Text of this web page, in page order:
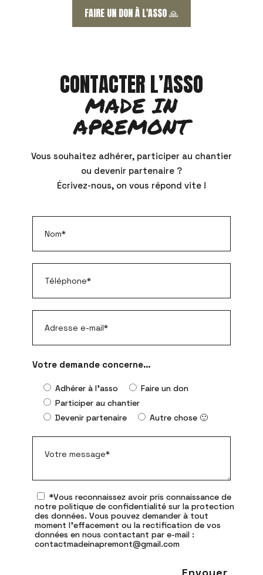
FAIRE UN DON À L'ASSO 🙏
CONTACTER L’ASSO
MADE IN
APREMONT
Vous souhaitez adhérer, participer au chantier
ou devenir partenaire ?
Écrivez-nous, on vous répond vite !
Votre demande concerne…
Adhérer à l'asso
Faire un don
Participer au chantier
Devenir partenaire
Autre chose 🙂
*Vous reconnaissez avoir pris connaissance de
notre politique de confidentialité sur la protection
des données. Vous pouvez demander à tout
moment l'effacement ou la rectification de vos
données en nous contactant par e-mail :
contactmadeinapremont@gmail.com